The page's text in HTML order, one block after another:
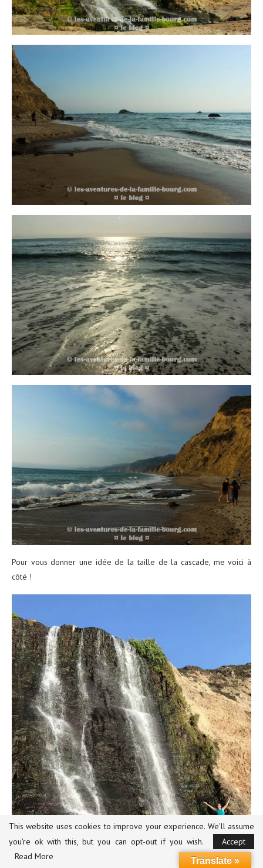
Pour vous donner une idée de la taille de la cascade, me voici à
côté !
This website uses cookies to improve your experience. We'll assume
you're ok with this, but you can opt-out if you wish.
Accept
Read More
Translate »